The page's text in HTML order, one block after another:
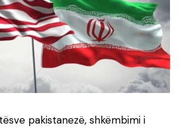
pakistanezë, shkëmbimi i